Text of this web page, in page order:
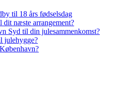
til 18 års fødselsdag
dit næste arrangement?
Syd til din julesammenkomst?
julehygge?